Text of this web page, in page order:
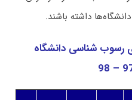
داشته باشند.
رسوب شناسی دانشگاه